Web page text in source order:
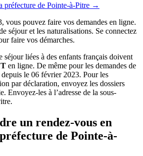
préfecture de Pointe-à-Pitre →
vous pouvez faire vos demandes en ligne.
séjour et les naturalisations. Se connectez
faire vos démarches.
séjour liées à des enfants français doivent
en ligne. De même pour les demandes de
le 06 février 2023. Pour les
par déclaration, envoyez les dossiers
Envoyez-les à l’adresse de la sous-
un rendez-vous en
de Pointe-à-